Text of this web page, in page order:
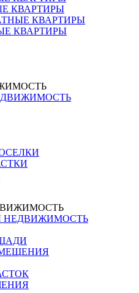
КВАРТИРЫ
КВАРТИРЫ
КВАРТИРЫ
НЕДВИЖИМОСТЬ